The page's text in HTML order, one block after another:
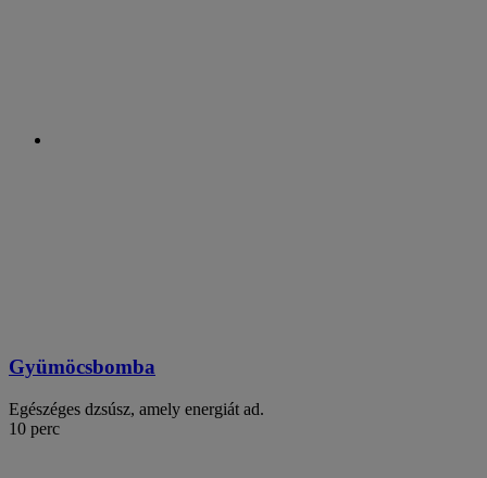
Gyümöcsbomba
Egészéges dzsúsz, amely energiát ad.
10 perc